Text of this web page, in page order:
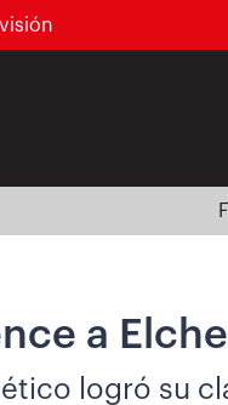
a
logró su